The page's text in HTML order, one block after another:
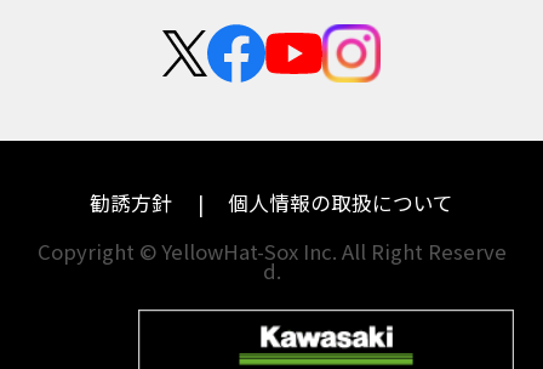
ハーレーダビッドソン
ドゥカティ
モトグッツイ
MVアグスタ
他海外ﾒｰｶｰ
兵庫
福岡
中途採用・アルバイト
勧誘方針
個人情報の取扱について
Copyright © YellowHat-Sox Inc. All Right Reserve
d.